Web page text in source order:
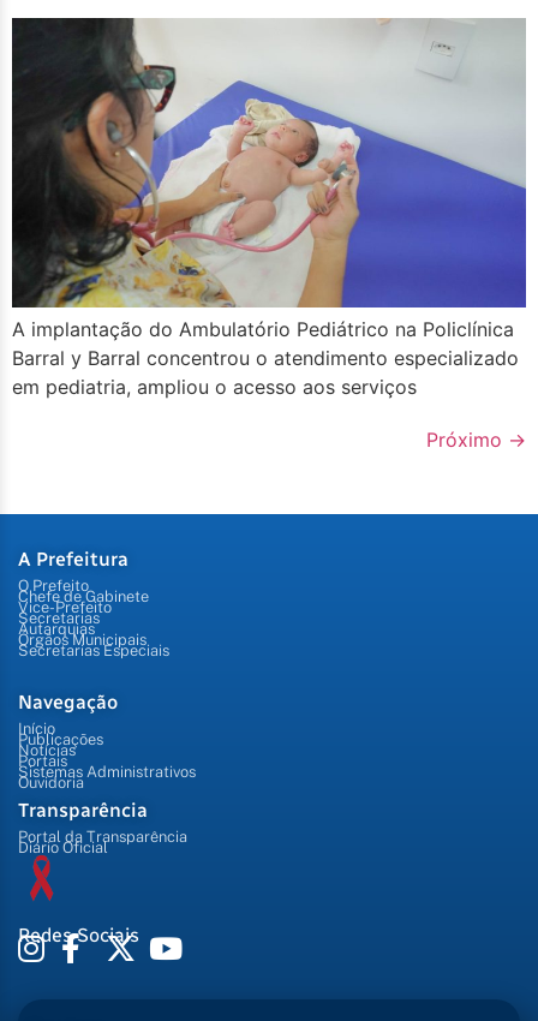
A implantação do Ambulatório Pediátrico na Policlínica
Barral y Barral concentrou o atendimento especializado
em pediatria, ampliou o acesso aos serviços
Próximo →
A Prefeitura
O Prefeito
Chefe de Gabinete
Vice-Prefeito
Secretarias
Autarquias
Órgãos Municipais
Secretarias Especiais
Navegação
Início
Publicações
Notícias
Portais
Sistemas Administrativos
Ouvidoria
Transparência
Portal da Transparência
Diário Oficial
Redes Sociais